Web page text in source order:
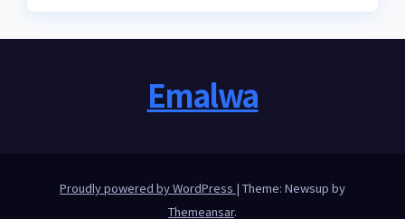
Emalwa
Proudly powered by WordPress | Theme: Newsup by
Themeansar.